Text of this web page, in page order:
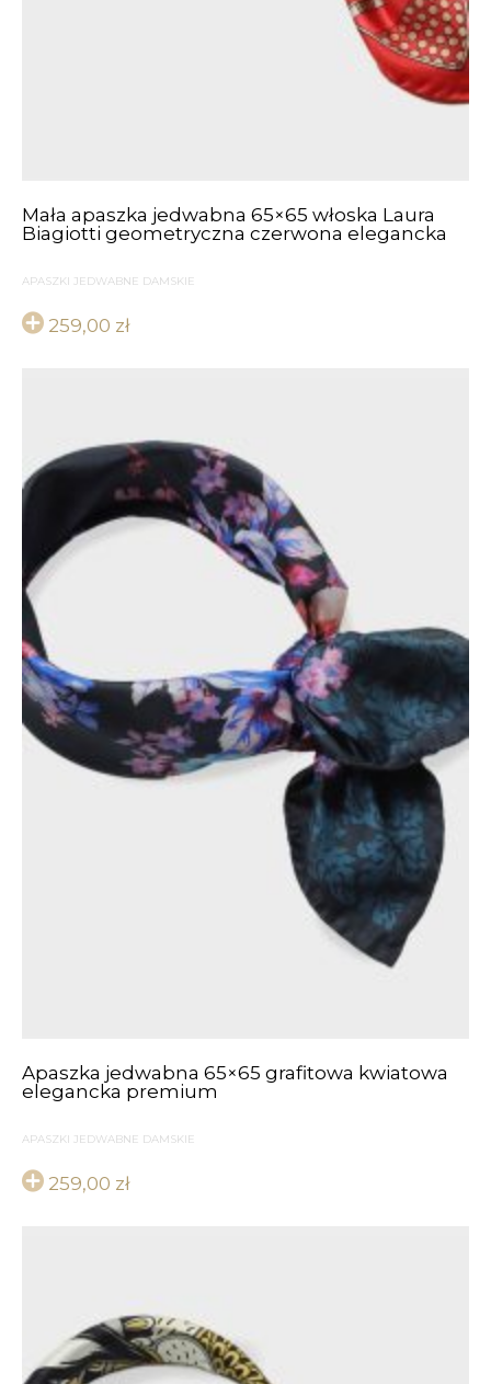
Mała apaszka jedwabna 65×65 włoska Laura
Biagiotti geometryczna czerwona elegancka
APASZKI JEDWABNE DAMSKIE
259,00 zł
Apaszka jedwabna 65×65 grafitowa kwiatowa
elegancka premium
APASZKI JEDWABNE DAMSKIE
259,00 zł